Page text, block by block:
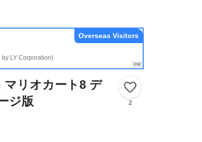
LY Corporation)
Overseas Visitors
リオカート8 デ
ジ版
2